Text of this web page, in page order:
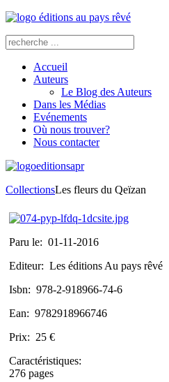
Accueil
Auteurs
Le Blog des Auteurs
Dans les Médias
Evénements
Où nous trouver?
Nous contacter
CollectionsLes fleurs du Qeïzan
Paru le: 01-11-2016
Editeur: Les éditions Au pays rêvé
Isbn: 978-2-918966-74-6
Ean: 9782918966746
Prix: 25 €
Caractéristiques:
276 pages